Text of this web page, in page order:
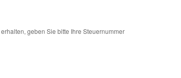
geben Sie bitte Ihre Steuernummer